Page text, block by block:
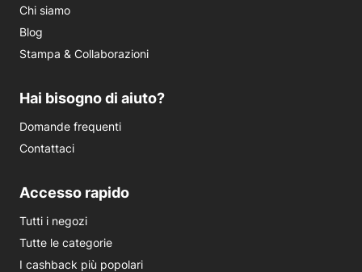
Chi siamo
Blog
Stampa & Collaborazioni
Hai bisogno di aiuto?
Domande frequenti
Contattaci
Accesso rapido
Tutti i negozi
Tutte le categorie
I cashback più popolari